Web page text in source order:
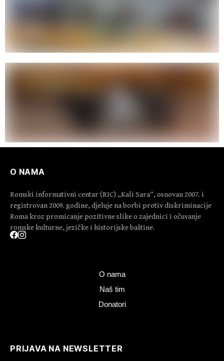
O NAMA
Romski informativni centar (RIC) „Kali Sara“, osnovan 2007. i
registrovan 2009. godine, djeluje na borbi protiv diskriminacije
Roma kroz promicanje pozitivne slike o zajednici i očuvanje
romske kulturne, jezičke i historijske baštine.
O nama
Naš tim
Donatori
PRIJAVA NA NEWSLETTER